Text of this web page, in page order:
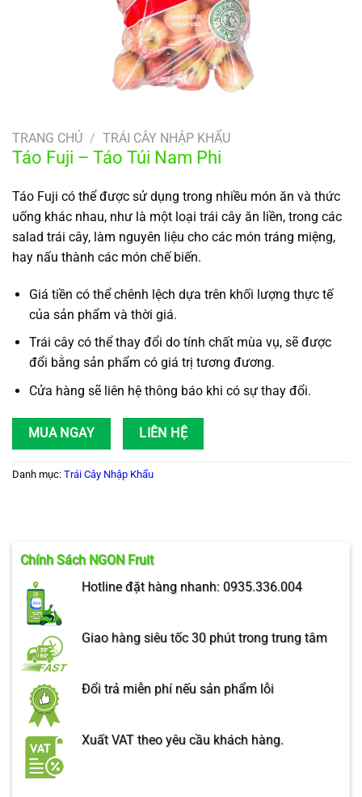
TRANG CHỦ / TRÁI CÂY NHẬP KHẨU
Táo Fuji – Táo Túi Nam Phi
Táo Fuji có thể được sử dụng trong nhiều món ăn và thức
uống khác nhau, như là một loại trái cây ăn liền, trong các
salad trái cây, làm nguyên liệu cho các món tráng miệng,
hay nấu thành các món chế biến.
Giá tiền có thể chênh lệch dựa trên khối lượng thực tế
của sản phẩm và thời giá.
Trái cây có thể thay đổi do tính chất mùa vụ, sẽ được
đổi bằng sản phẩm có giá trị tương đương.
Cửa hàng sẽ liên hệ thông báo khi có sự thay đổi.
MUA NGAY LIÊN HỆ
Danh mục: Trái Cây Nhập Khẩu
Chính Sách NGON Fruit
Hotline đặt hàng nhanh: 0935.336.004
Giao hàng siêu tốc 30 phút trong trung tâm
Đổi trả miễn phí nếu sản phẩm lỗi
Xuất VAT theo yêu cầu khách hàng.